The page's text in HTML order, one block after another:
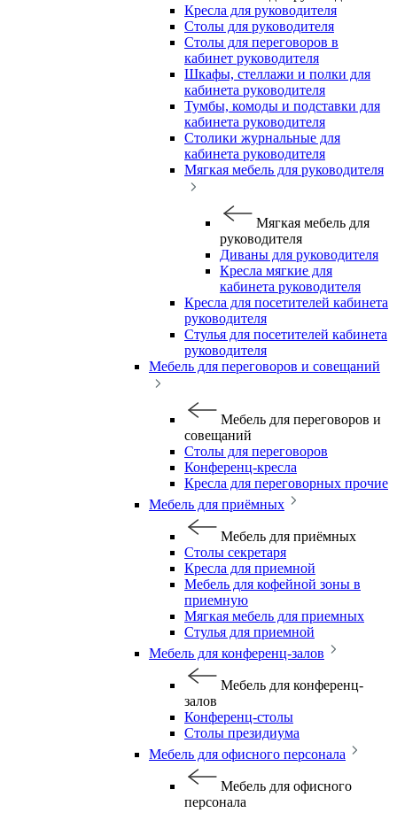
Кресла для руководителя
Столы для руководителя
Столы для переговоров в
кабинет руководителя
Шкафы, стеллажи и полки для
кабинета руководителя
Тумбы, комоды и подставки для
кабинета руководителя
Столики журнальные для
кабинета руководителя
Мягкая мебель для руководителя
Мягкая мебель для
руководителя
Диваны для руководителя
Кресла мягкие для
кабинета руководителя
Кресла для посетителей кабинета
руководителя
Стулья для посетителей кабинета
руководителя
Мебель для переговоров и совещаний
Мебель для переговоров и
совещаний
Столы для переговоров
Конференц-кресла
Кресла для переговорных прочие
Мебель для приёмных
Мебель для приёмных
Столы секретаря
Кресла для приемной
Мебель для кофейной зоны в
приемную
Мягкая мебель для приемных
Стулья для приемной
Мебель для конференц-залов
Мебель для конференц-
залов
Конференц-столы
Столы президиума
Мебель для офисного персонала
Мебель для офисного
персонала